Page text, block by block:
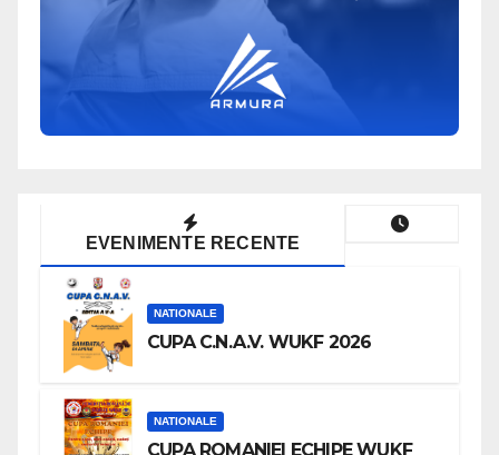
EVENIMENTE RECENTE
NATIONALE
CUPA C.N.A.V. WUKF 2026
NATIONALE
CUPA ROMANIEI ECHIPE WUKF